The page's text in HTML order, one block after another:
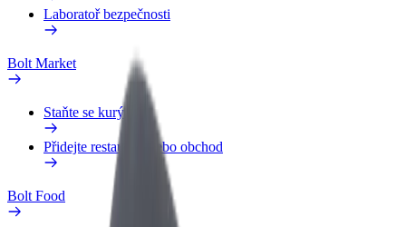
Laboratoř bezpečnosti
Bolt Market
Staňte se kurýrem
Přidejte restauraci nebo obchod
Bolt Food